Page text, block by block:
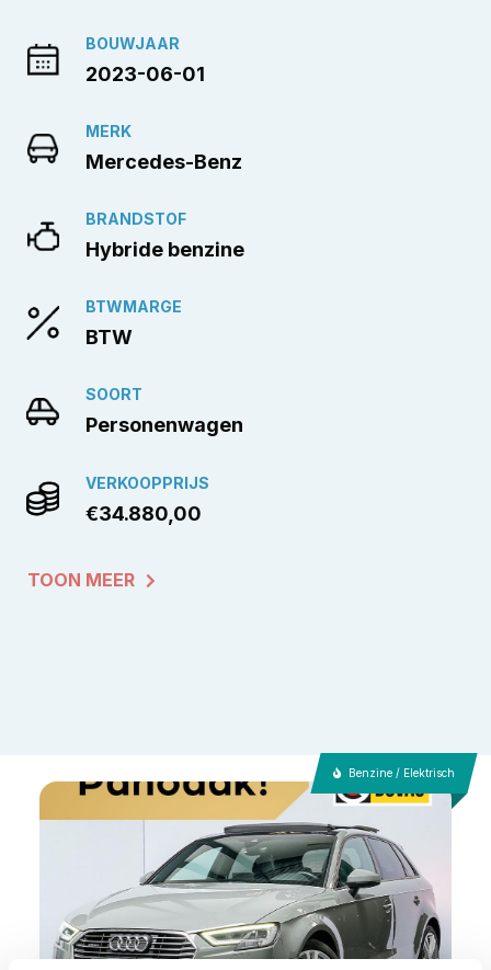
BOUWJAAR
2023-06-01
MERK
Mercedes-Benz
BRANDSTOF
Hybride benzine
BTWMARGE
BTW
SOORT
Personenwagen
VERKOOPPRIJS
€34.880,00
TOON MEER
Benzine / Elektrisch